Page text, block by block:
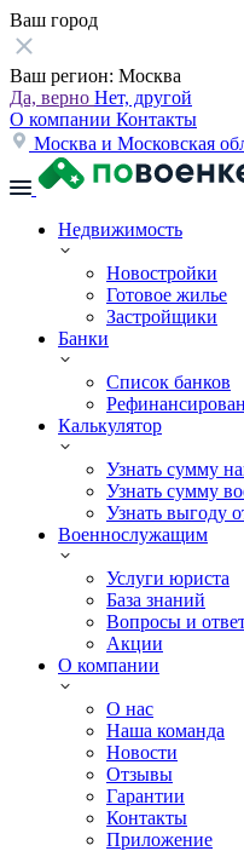
Ваш город
Ваш регион: Москва
Да, верно Нет, другой
О компании Контакты
Москва и Московская
Недвижимость
Новостройки
Готовое жилье
Застройщики
Банки
Список банков
Калькулятор
Узнать сумму
Узнать сумму
Узнать выгоду
Военнослужащим
Услуги юриста
База знаний
Вопросы и
Акции
О компании
О нас
Наша команда
Новости
Отзывы
Гарантии
Контакты
Приложение